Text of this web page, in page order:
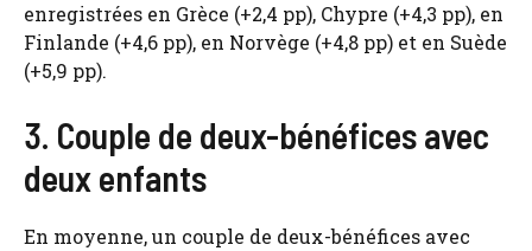
enregistrées en Grèce (+2,4 pp), Chypre (+4,3 pp), en
Finlande (+4,6 pp), en Norvège (+4,8 pp) et en Suède
(+5,9 pp).
3. Couple de deux-bénéfices avec
deux enfants
En moyenne, un couple de deux-bénéfices avec